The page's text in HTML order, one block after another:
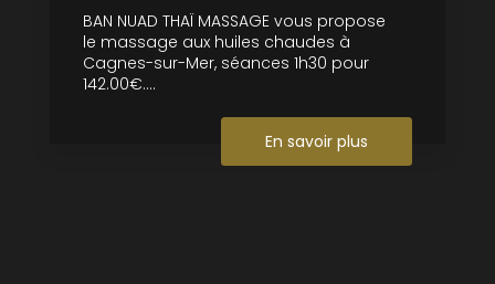
BAN NUAD THAÏ MASSAGE vous propose
le massage aux huiles chaudes à
Cagnes-sur-Mer, séances 1h30 pour
142.00€....
En savoir plus